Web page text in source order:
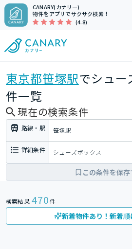
CANARY(カナリー)
物件をアプリでサクサク検索！
(4.8)
東京都笹塚駅でシュー
件一覧
現在の検索条件
路線・駅 笹塚駅
詳細条件 シューズボックス
この条件を保存
検索結果 470件
新着物件あり！新着